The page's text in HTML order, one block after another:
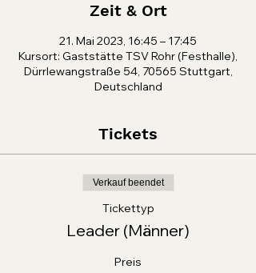
Zeit & Ort
21. Mai 2023, 16:45 – 17:45
Kursort: Gaststätte TSV Rohr (Festhalle),
Dürrlewangstraße 54, 70565 Stuttgart,
Deutschland
Tickets
Verkauf beendet
Tickettyp
Leader (Männer)
Preis